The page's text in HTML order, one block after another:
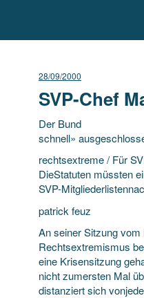
28/09/2000
SVP-Chef
Der Bund
schnell»
rechtsextreme / Für
DieStatuten müssten
SVP-
patrick feuz
An seiner Sitzung
Rechtsextremismus
eine Krisensitzung
nicht zumersten Mal
distanziert sich